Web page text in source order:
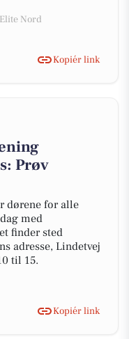
Nord
Kopiér link
Prøv
dørene for alle
med
finder sted
adresse, Lindetvej
til 15.
Kopiér link